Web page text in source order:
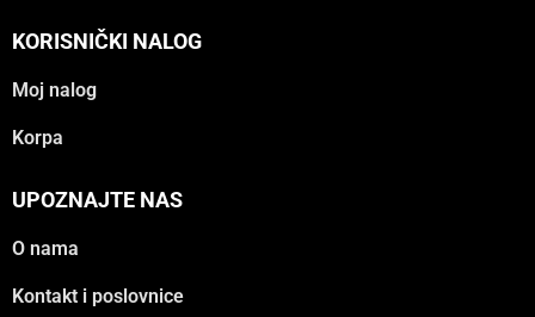
KORISNIČKI NALOG
Moj nalog
Korpa
UPOZNAJTE NAS
O nama
Kontakt i poslovnice